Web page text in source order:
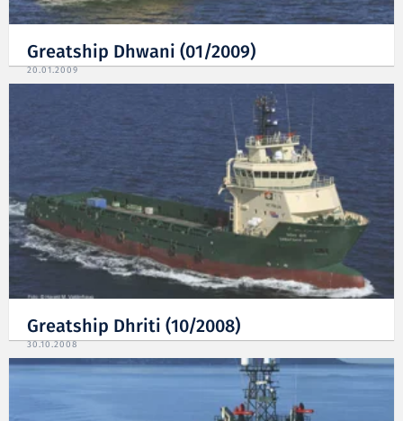
Greatship Dhwani (01/2009)
20.01.2009
Greatship Dhriti (10/2008)
30.10.2008